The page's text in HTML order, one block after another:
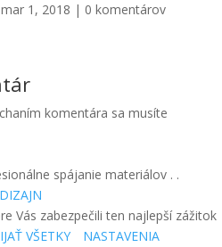
mar 1, 2018 | 0 komentárov
komentára sa musíte
spájanie materiálov . .
Vás zabezpečili ten najlepší zážitok
VŠETKY
NASTAVENIA